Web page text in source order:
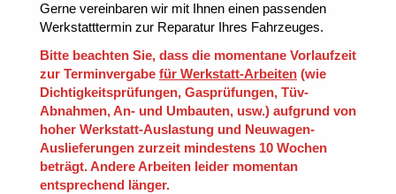
Gerne vereinbaren wir mit Ihnen einen passenden
Werkstatttermin zur Reparatur Ihres Fahrzeuges.
Bitte beachten Sie, dass die momentane Vorlaufzeit
zur Terminvergabe für Werkstatt-Arbeiten (wie
Dichtigkeitsprüfungen, Gasprüfungen, Tüv-
Abnahmen, An- und Umbauten, usw.) aufgrund von
hoher Werkstatt-Auslastung und Neuwagen-
Auslieferungen zurzeit mindestens 10 Wochen
beträgt. Andere Arbeiten leider momentan
entsprechend länger.